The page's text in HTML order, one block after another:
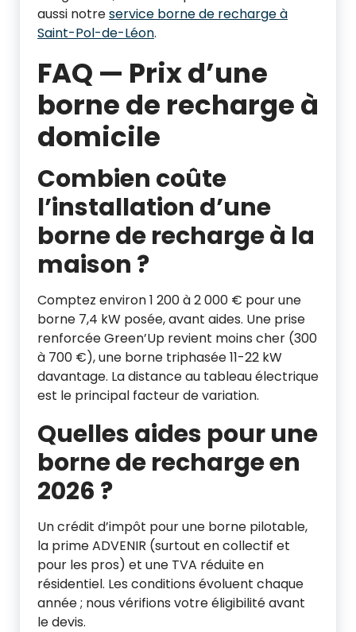
aussi notreservice borne de recharge à
Saint-Pol-de-Léon.
FAQ — Prix d’une
borne de recharge à
domicile
Combien coûte
l’installation d’une
borne de recharge à la
maison ?
Comptez environ 1 200 à 2 000 € pour une
borne 7,4 kW posée, avant aides. Une prise
renforcée Green’Up revient moins cher (300
à 700 €), une borne triphasée 11-22 kW
davantage. La distance au tableau électrique
est le principal facteur de variation.
Quelles aides pour une
borne de recharge en
2026 ?
Un crédit d’impôt pour une borne pilotable,
la prime ADVENIR (surtout en collectif et
pour les pros) et une TVA réduite en
résidentiel. Les conditions évoluent chaque
année ; nous vérifions votre éligibilité avant
le devis.